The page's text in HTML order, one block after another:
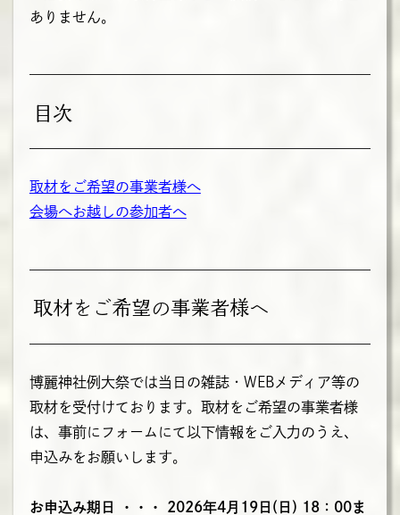
ありません。
目次
取材をご希望の事業者様へ
会場へお越しの参加者へ
取材をご希望の事業者様へ
博麗神社例大祭では当日の雑誌・WEBメディア等の
取材を受付けております。取材をご希望の事業者様
は、事前にフォームにて以下情報をご入力のうえ、
申込みをお願いします。
お申込み期日 ・・・ 2026年4月19日(日) 18：00ま